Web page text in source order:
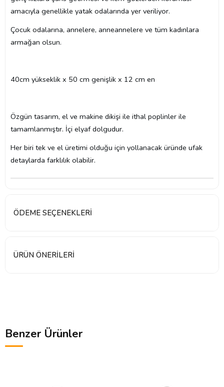
amacıyla genellikle yatak odalarında yer veriliyor.
Çocuk odalarına, annelere, anneannelere ve tüm kadınlara
armağan olsun.
40cm yükseklik x 50 cm genişlik x 12 cm en
Özgün tasarım, el ve makine dikişi ile ithal poplinler ile
tamamlanmıştır. İçi elyaf dolgudur.
Her biri tek ve el üretimi olduğu için yollanacak üründe ufak
detaylarda farklılık olabilir.
ÖDEME SEÇENEKLERI
ÜRÜN ÖNERILERI
Benzer Ürünler